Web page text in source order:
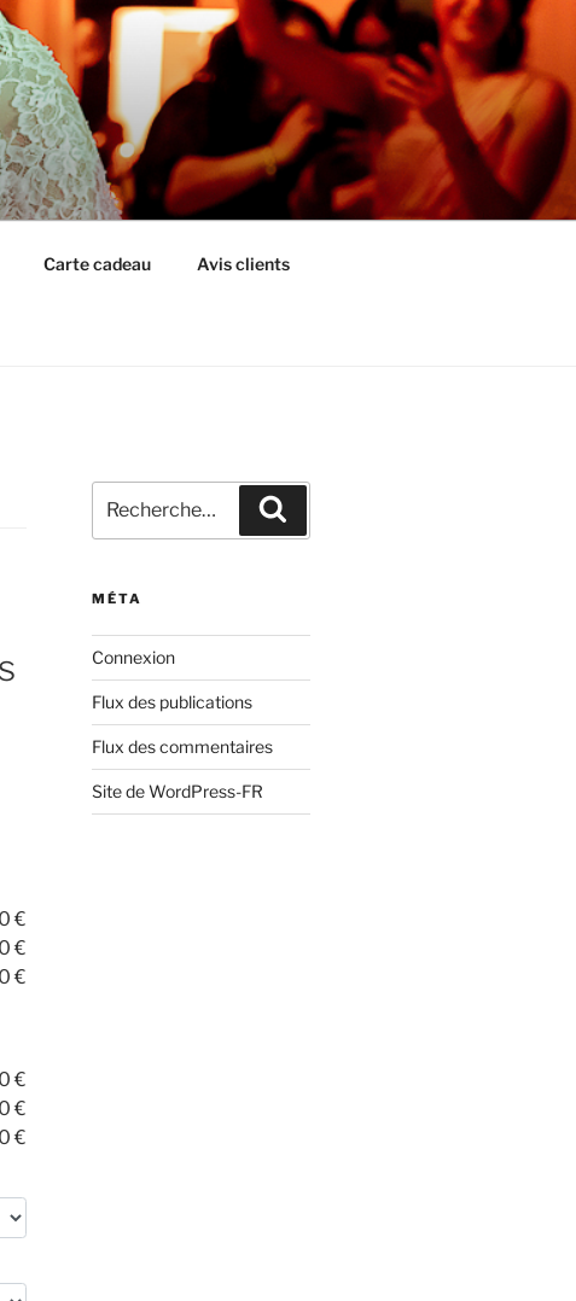
Carte cadeau Avis clients
€
€
€
€
€
€
pour
:
MÉTA
Connexion
Flux des publications
Flux des commentaires
Site de WordPress-FR